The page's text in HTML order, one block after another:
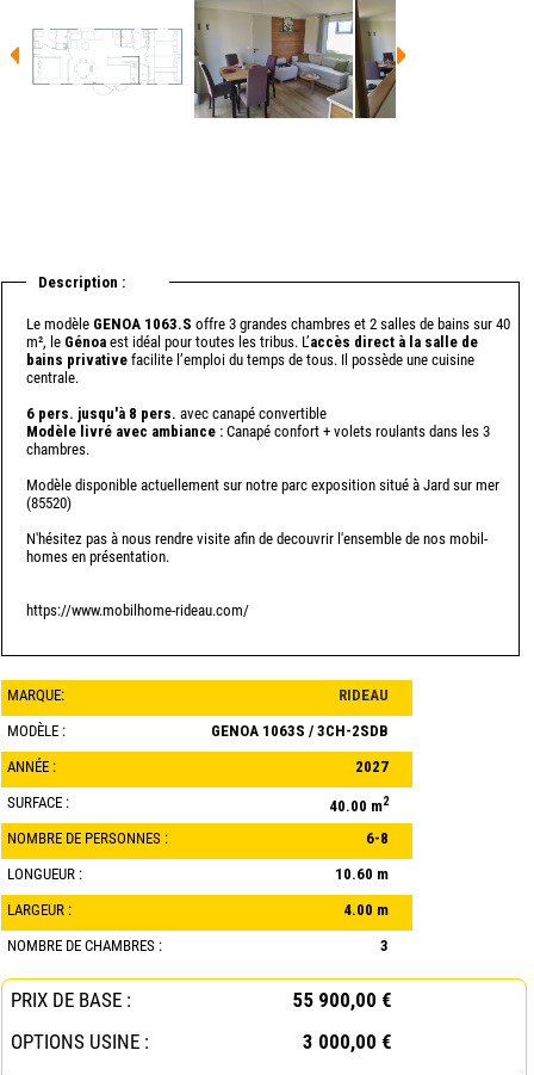
Description :
Le modèle GENOA 1063.S offre 3 grandes chambres et 2 salles de bains sur 40
m², le Génoa est idéal pour toutes les tribus. L’accès direct à la salle de
bains privative facilite l’emploi du temps de tous. Il possède une cuisine
centrale.
6 pers. jusqu'à 8 pers. avec canapé convertible
Modèle livré avec ambiance : Canapé confort + volets roulants dans les 3
chambres.
Modèle disponible actuellement sur notre parc exposition situé à Jard sur mer
(85520)
N'hésitez pas à nous rendre visite afin de decouvrir l'ensemble de nos mobil-
homes en présentation.
https://www.mobilhome-rideau.com/
MARQUE:
RIDEAU
MODÈLE :
GENOA 1063S / 3CH-2SDB
ANNÉE :
2027
SURFACE :
40.00 m2
NOMBRE DE PERSONNES :
6-8
LONGUEUR :
10.60 m
LARGEUR :
4.00 m
NOMBRE DE CHAMBRES :
3
PRIX DE BASE :
55 900,00 €
OPTIONS USINE :
3 000,00 €